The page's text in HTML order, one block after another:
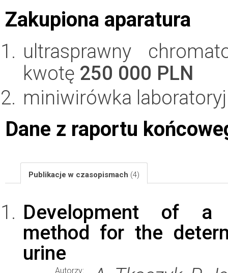
Zakupiona aparatura
ultrasprawny
kwotę 250 000 PLN
miniwirówka
Dane z raportu
Publikacje w czasopismach (4)
Development of a
method for the
urine
Autorzy: